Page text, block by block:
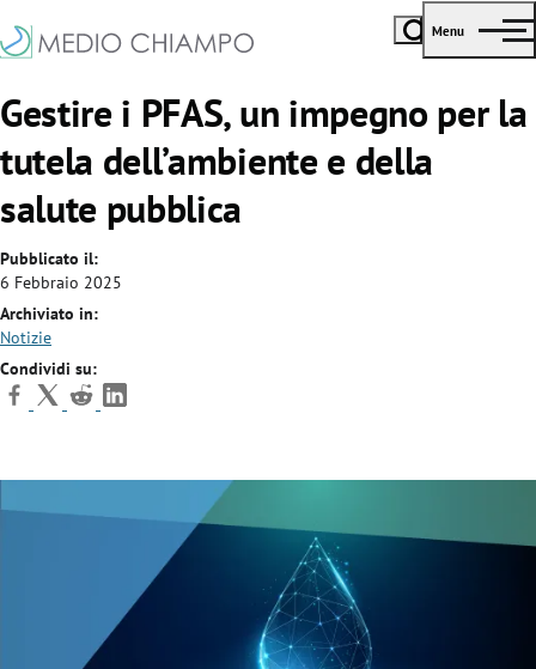
Menu
Gestire i PFAS, un impegno per la
tutela dell’ambiente e della
salute pubblica
Pubblicato il:
6 Febbraio 2025
Archiviato in:
Notizie
Condividi su: